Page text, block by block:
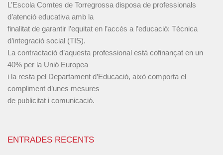
L’Escola Comtes de Torregrossa disposa de professionals
d’atenció educativa amb la
finalitat de garantir l’equitat en l’accés a l’educació: Tècnica
d’integració social (TIS).
La contractació d’aquesta professional està cofinançat en un
40% per la Unió Europea
i la resta pel Departament d’Educació, això comporta el
compliment d’unes mesures
de publicitat i comunicació.
ENTRADES RECENTS